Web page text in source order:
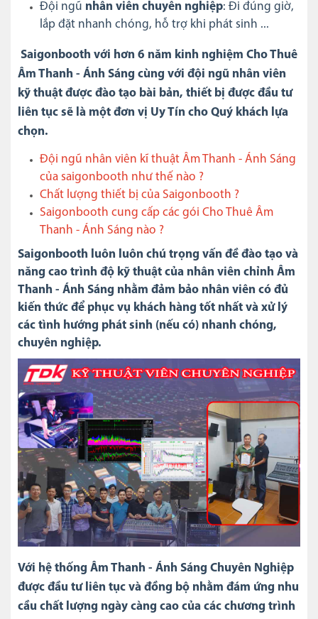
Đội ngũ nhân viên chuyên nghiệp: Đi đúng giờ,
lắp đặt nhanh chóng, hỗ trợ khi phát sinh ...
Saigonbooth với hơn 6 năm kinh nghiệm Cho Thuê
Âm Thanh - Ánh Sáng cùng với đội ngũ nhân viên
kỹ thuật được đào tạo bài bản, thiết bị được đầu tư
liên tục sẽ là một đơn vị Uy Tín cho Quý khách lựa
chọn.
Đội ngũ nhân viên kĩ thuật Âm Thanh - Ánh Sáng
của saigonbooth như thế nào ?
Chất lượng thiết bị của Saigonbooth ?
Saigonbooth cung cấp các gói Cho Thuê Âm
Thanh - Ánh Sáng nào ?
Saigonbooth luôn luôn chú trọng vấn đề đào tạo và
năng cao trình độ kỹ thuật của nhân viên chỉnh Âm
Thanh - Ánh Sáng nhằm đảm bảo nhân viên có đủ
kiến thức để phục vụ khách hàng tốt nhất và xử lý
các tình hướng phát sinh (nếu có) nhanh chóng,
chuyên nghiệp.
Với hệ thống Âm Thanh - Ánh Sáng Chuyên Nghiệp
được đầu tư liên tục và đồng bộ nhằm đám ứng nhu
cầu chất lượng ngày càng cao của các chương trình